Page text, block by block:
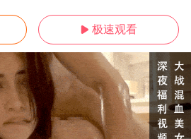
 极速观看